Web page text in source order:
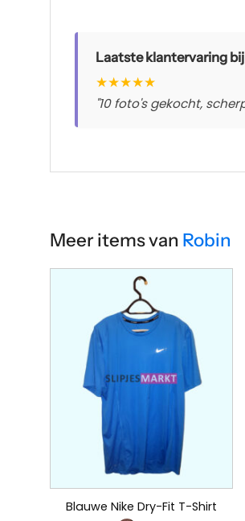
Laatste klantervaring
★★★★★
"10 foto's gekocht,
Meer items van Robin
Blauwe Nike Dry-Fit T-Shirt